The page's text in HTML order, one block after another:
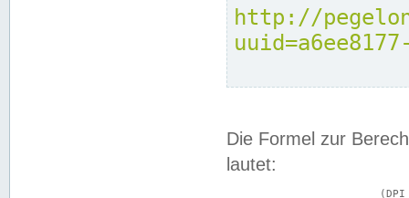
http://
Die Formel zur
lautet: